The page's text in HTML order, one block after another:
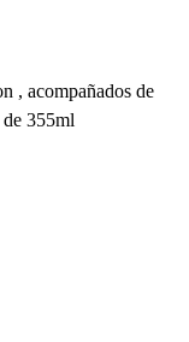
, acompañados de
de 355ml